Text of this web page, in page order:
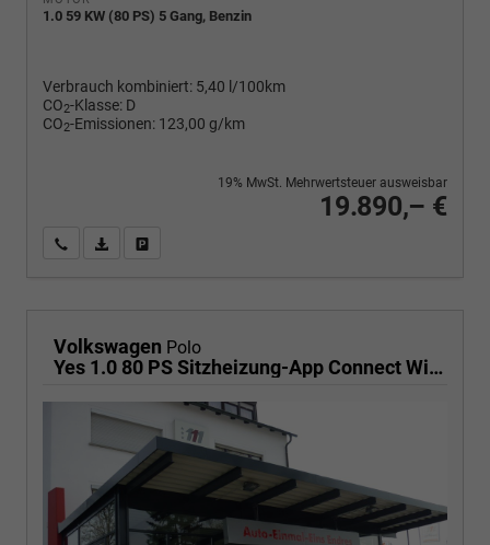
1.0 59 KW (80 PS) 5 Gang, Benzin
Verbrauch kombiniert: 5,40 l/100km
CO2-Klasse: D
CO2-Emissionen: 123,00 g/km
19.890,– €
19% MwSt. Mehrwertsteuer ausweisbar
Wir rufen Sie anPDF-Fahrzeugexposé drucken
Volkswagen Polo
Yes 1.0 80 PS Sitzheizung-App Connect Wireless-Einparkhilfe-Klima-Sofort